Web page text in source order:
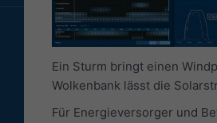
Ein Sturm bringt einen
Wolkenbank lässt die
Für Energieversorger und